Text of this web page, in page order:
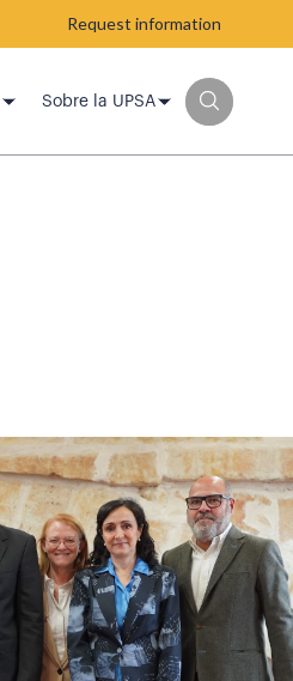
Request information
Sobre la UPSA